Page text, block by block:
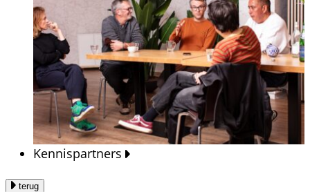
Kennispartners
terug